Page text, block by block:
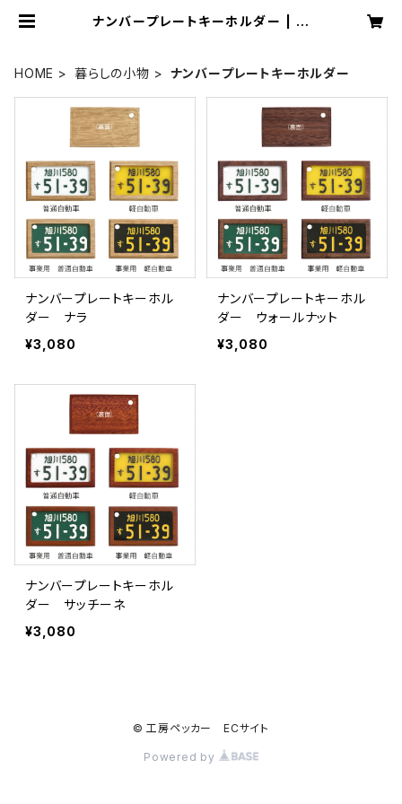
ナンバープレートキーホルダー | 工
HOME 暮らしの小物 ナンバープレートキーホルダー
ナンバープレートキーホル
ダー ナラ
¥3,080
ナンバープレートキーホル
ダー ウォールナット
¥3,080
ナンバープレートキーホル
ダー サッチーネ
¥3,080
© 工房ペッカー ECサイト
Powered by